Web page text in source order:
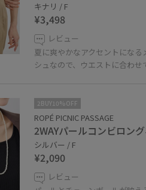
キナリ / F
¥3,498
レビュー
夏に爽やかなアクセントにな
シュなので、ウエストに合わせ
2BUY10%OFF
ROPÉ PICNIC PASSAGE
2WAYパールコンビロン
シルバー / F
¥2,090
レビュー